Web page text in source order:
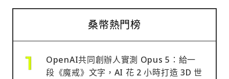
桑幣熱門榜
OpenAI共同創辦人實測 Opus 5：給一
段《魔戒》文字，AI 花 2 小時打造 3D 世